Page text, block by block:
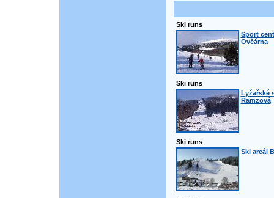
Ski runs
Sport
Ovčárna
Ski runs
Lyžařské
Ramzová
Ski runs
Ski areál